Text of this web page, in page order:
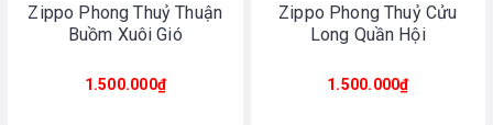
Zippo Phong Thuỷ Thuận
Buồm Xuôi Gió
1.500.000₫
Zippo Phong Thuỷ Cửu
Long Quần Hội
1.500.000₫